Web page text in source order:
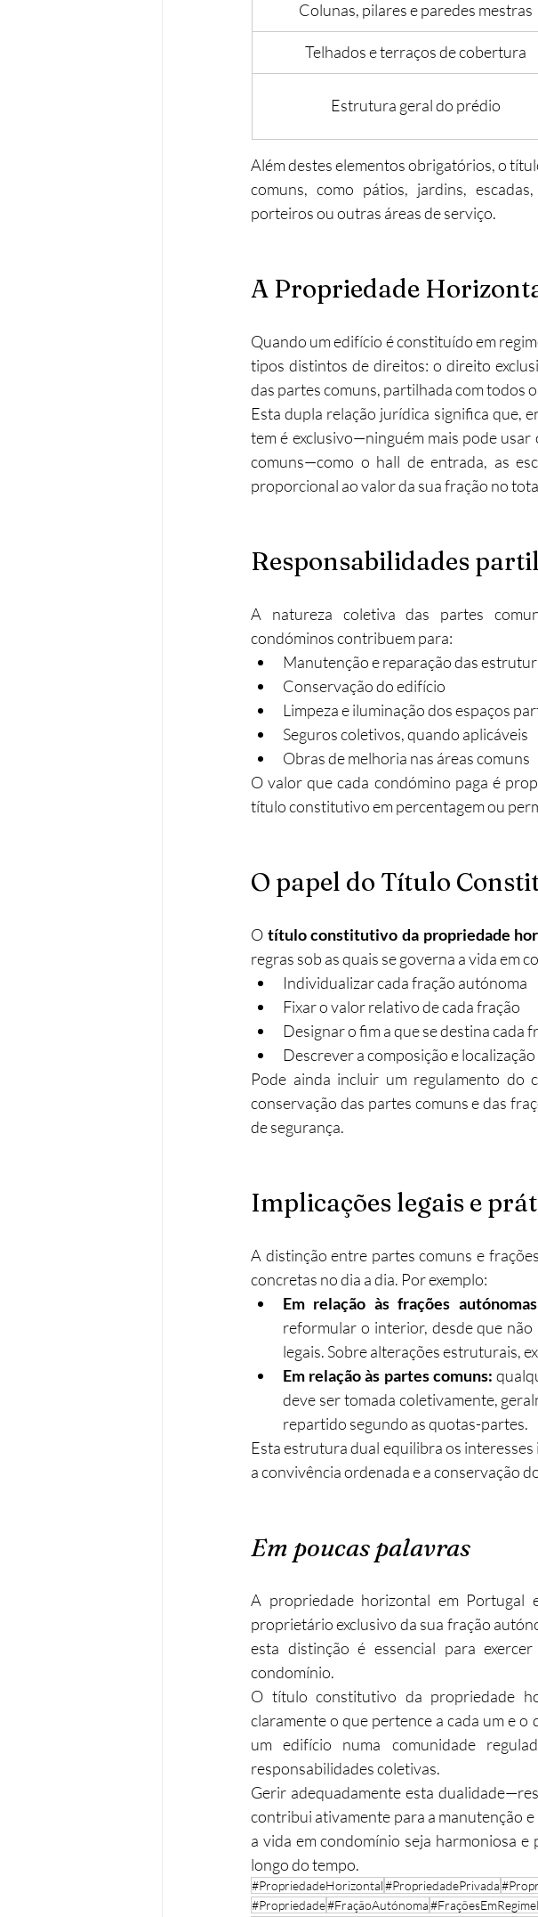
Colunas, pilares e paredes mestras
Telhados e terraços de cobertura
Estrutura geral do prédio
Além destes elementos obrigatórios, o
comuns, como pátios, jardins,
porteiros ou outras áreas de serviço.
A Propriedade
Quando um edifício é constituído em
tipos distintos de direitos: o direito
das partes comuns, partilhada com todos
Esta dupla relação jurídica significa que,
tem é exclusivo—ninguém mais pode
comuns—como o hall de entrada, as
proporcional ao valor da sua fração no
Responsabilidades
A natureza coletiva das partes
condóminos contribuem para:
Manutenção e reparação das
Conservação do edifício
Limpeza e iluminação dos espaços
Seguros coletivos, quando aplicáveis
Obras de melhoria nas áreas comuns
O valor que cada condómino paga é
título constitutivo em percentagem ou
O papel do Título
O título constitutivo da propriedade
regras sob as quais se governa a vida em
Individualizar cada fração autónoma
Fixar o valor relativo de cada fração
Designar o fim a que se destina cada
Descrever a composição e
Pode ainda incluir um regulamento do
conservação das partes comuns e das
de segurança.
Implicações legais e
A distinção entre partes comuns e
concretas no dia a dia. Por exemplo:
Em relação às frações
reformular o interior, desde que
legais. Sobre alterações estruturais,
Em relação às partes comuns:
deve ser tomada coletivamente,
repartido segundo as quotas-partes.
Esta estrutura dual equilibra os
a convivência ordenada e a conservação
Em poucas palavras
A propriedade horizontal em Portugal
proprietário exclusivo da sua fração
esta distinção é essencial para
condomínio.
O título constitutivo da propriedade
claramente o que pertence a cada um e
um edifício numa comunidade
responsabilidades coletivas.
Gerir adequadamente esta
contribui ativamente para a manutenção
a vida em condomínio seja harmoniosa
longo do tempo.
#PropriedadeHorizontal#PropriedadePrivada
#Propriedade#FraçãoAutónoma